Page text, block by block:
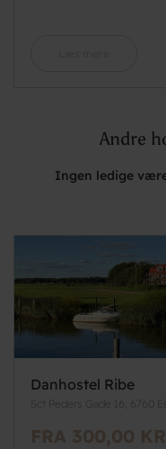
Andre
Ingen ledige
Danhostel Ribe
Sct Peders Gade 16, 6760
FRA 300,00